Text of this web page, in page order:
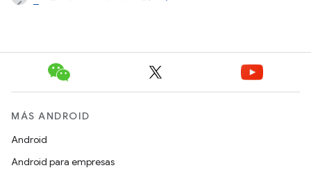
MÁS ANDROID
Android
Android para empresas